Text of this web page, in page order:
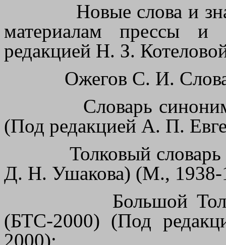
Новые слова и
материалам прессы и
редакцией Н. З.
Ожегов С. И.
Словарь
(Под редакцией А. П.
Толковый
Д. Н. Ушакова) (М., 1938-
Большой
(БТС-2000) (Под